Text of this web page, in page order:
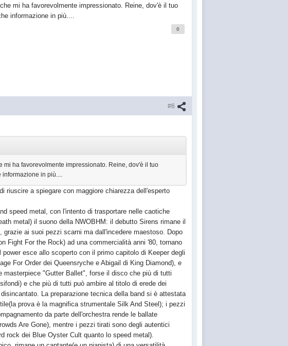
mi ha favorevolmente impressionato. Reine, dov'è il tuo
informazione in più....
0
#6
mi ha favorevolmente impressionato. Reine, dov'è il tuo
informazione in più....
riuscire a spiegare con maggiore chiarezza dell'esperto
speed metal, con l'intento di trasportare nelle caotiche
metal) il suono della NWOBHM: il debutto Sirens rimane il
ai suoi pezzi scarni ma dall'incedere maestoso. Dopo
Fight For the Rock) ad una commercialità anni '80, tornano
esce allo scoperto con il primo capitolo di Keeper degli
For Order dei Queensryche e Abigail di King Diamond), e
masterpiece "Gutter Ballet", forse il disco che più di tutti
e che più di tutti può ambire al titolo di erede dei
La preparazione tecnica della band si è attestata
prova è la magnifica strumentale Silk And Steel); i pezzi
da parte dell'orchestra rende le ballate
Are Gone), mentre i pezzi tirati sono degli autentici
rock dei Blue Oyster Cult quanto lo speed metal).